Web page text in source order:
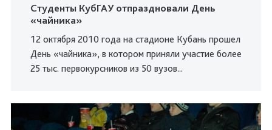
Студенты КубГАУ отпраздновали День
«чайника»
12 октября 2010 года на стадионе Кубань прошел
День «чайника», в котором приняли участие более
25 тыс. первокурсников из 50 вузов...